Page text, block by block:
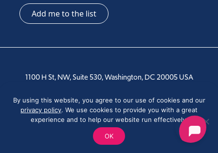
Add me to the list
1100 H St, NW, Suite 530, Washington, DC 20005 USA
Tel: +1 202-810-6000
By using this website, you agree to our use of cookies and our
privacy policy. We use cookies to provide you with a great
experience and to help our website run effectively.
OK